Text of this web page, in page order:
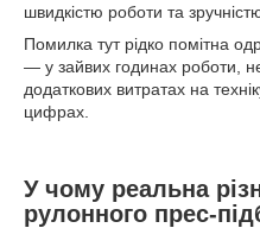
швидкістю роботи та
Помилка тут рідко помітна
— у зайвих годинах роботи,
додаткових витратах на
цифрах.
У чому реальна
рулонного прес-